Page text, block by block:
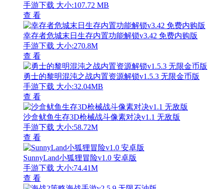
手游下载 大小:107.72 MB
查 看
幸存者危城末日生存内置功能解锁v3.42 免费内购版
手游下载 大小:270.8M
查 看
勇士的黎明混沌之战内置资源解锁v1.5.3 无限金币版
手游下载 大小:32.04MB
查 看
沙盒鱿鱼生存3D枪械战斗像素对决v1.1 无敌版
手游下载 大小:58.72M
查 看
SunnyLand小狐狸冒险v1.0 安卓版
手游下载 大小:74.41M
查 看